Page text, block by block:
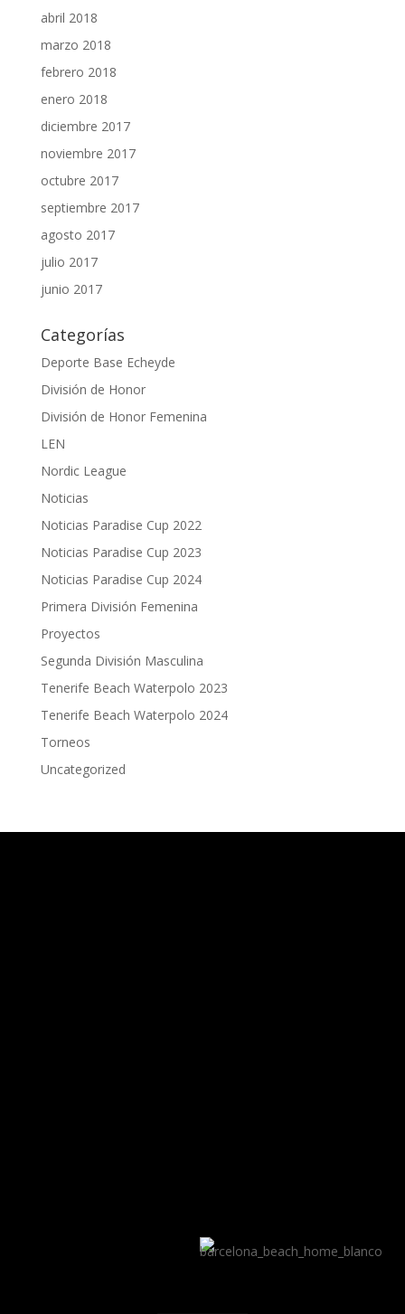
abril 2018
marzo 2018
febrero 2018
enero 2018
diciembre 2017
noviembre 2017
octubre 2017
septiembre 2017
agosto 2017
julio 2017
junio 2017
Categorías
Deporte Base Echeyde
División de Honor
División de Honor Femenina
LEN
Nordic League
Noticias
Noticias Paradise Cup 2022
Noticias Paradise Cup 2023
Noticias Paradise Cup 2024
Primera División Femenina
Proyectos
Segunda División Masculina
Tenerife Beach Waterpolo 2023
Tenerife Beach Waterpolo 2024
Torneos
Uncategorized